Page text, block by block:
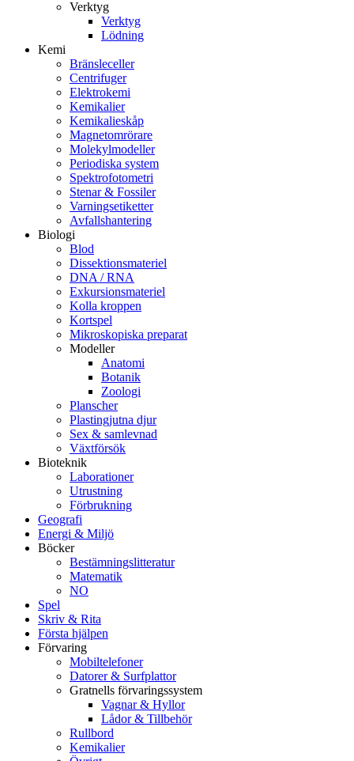
Verktyg
Verktyg
Lödning
Kemi
Bränsleceller
Centrifuger
Elektrokemi
Kemikalier
Kemikalieskåp
Magnetomrörare
Molekylmodeller
Periodiska system
Spektrofotometri
Stenar & Fossiler
Varningsetiketter
Avfallshantering
Biologi
Blod
Dissektionsmateriel
DNA / RNA
Exkursionsmateriel
Kolla kroppen
Kortspel
Mikroskopiska preparat
Modeller
Anatomi
Botanik
Zoologi
Planscher
Plastingjutna djur
Sex & samlevnad
Växtförsök
Bioteknik
Laborationer
Utrustning
Förbrukning
Geografi
Energi & Miljö
Böcker
Bestämningslitteratur
Matematik
NO
Spel
Skriv & Rita
Första hjälpen
Förvaring
Mobiltelefoner
Datorer & Surfplattor
Gratnells förvaringssystem
Vagnar & Hyllor
Lådor & Tillbehör
Rullbord
Kemikalier